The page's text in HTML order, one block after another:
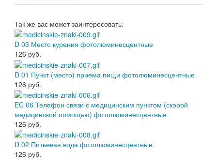
Так же вас может заинтересовать:
D 03 Место курения фотолюминесцентные
126 руб.
D 01 Пункт (место) приема пищи фотолюминесцентные
126 руб.
EC 06 Телефон связи с медицинским пунктом (скорой
медицинской помощью) фотолюминесцентные
126 руб.
D 02 Питьевая вода фотолюминесцентные
126 руб.